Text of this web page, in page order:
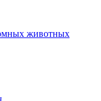
животных